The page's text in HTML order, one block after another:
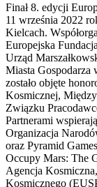
Finał 8. edycji
11 września 2022
Kielcach.
Europejska
Urząd
Miasta Gospodarza
zostało objęte
Kosmicznej,
Związku
Partnerami
Organizacja
oraz Pyramid
Occupy Mars: The
Agencja
Kosmicznego